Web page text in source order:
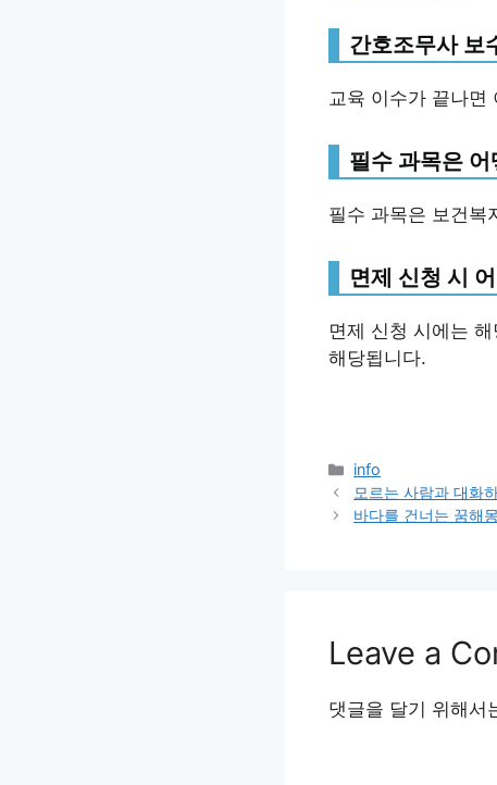
간호조무사 보
교육 이수가 끝나면
필수 과목은
필수 과목은 보건복
면제 신청 시
면제 신청 시에는
해당됩니다.
Categories
info
모르는 사람과 대화
바다를 건너는 꿈해몽
Leave a
댓글을 달기 위해서